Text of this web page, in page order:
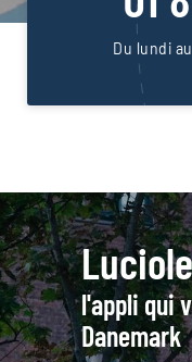
Du lundi
l'appli qui
Danemark